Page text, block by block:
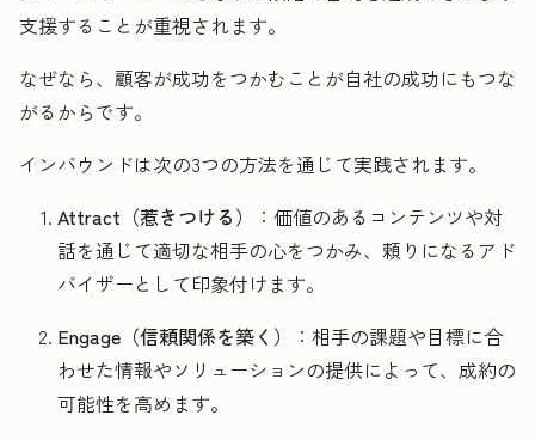
支援することが重視されます。
なぜなら、顧客が成功をつかむことが自社の成功にもつな
がるからです。
インバウンドは次の3つの方法を通じて実践されます。
Attract（惹きつける）
：価値のあるコンテンツや対
話を通じて適切な相手の心をつかみ、頼りになるアド
バイザーとして印象付けます。
Engage（信頼関係を築く）
：相手の課題や目標に合
わせた情報やソリューションの提供によって、成約の
可能性を高めます。